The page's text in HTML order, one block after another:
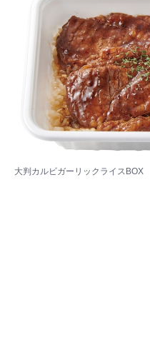
大判カルビガーリックライスBOX